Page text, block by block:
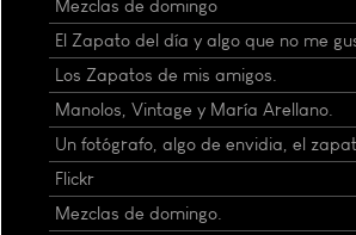
Mezclas de domingo
El Zapato del día y algo que no me
Los Zapatos de mis amigos.
Manolos, Vintage y María Arellano.
Un fotógrafo, algo de envidia, el
Flickr
Mezclas de domingo.